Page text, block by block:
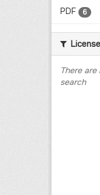
PDF 6
There
search